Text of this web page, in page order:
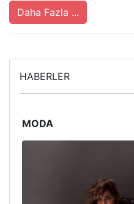
Daha Fazla ...
HABERLER
MODA